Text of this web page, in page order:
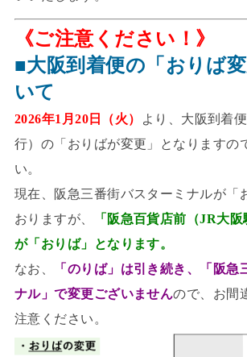
《ご注意ください！》
■大阪到着便の「おりば
いて
2026年1月20日（火）
より、大阪到着
行）の「おりばが変更」となりますの
い。
現在、阪急三番街バスターミナルが「
おりますが、
「阪急百貨店前（JR大阪
が「おりば」となります。
なお、
「のりば」は引き続き、「阪急
ナル」で変更ございませんので、お間
注意ください。